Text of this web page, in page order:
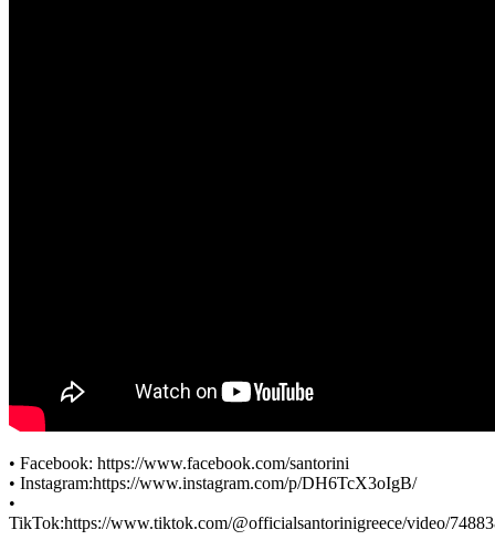
• Facebook: https://www.facebook.com/santorini
• Instagram:https://www.instagram.com/p/DH6TcX3oIgB/
•
TikTok:https://www.tiktok.com/@officialsantorinigreece/video/